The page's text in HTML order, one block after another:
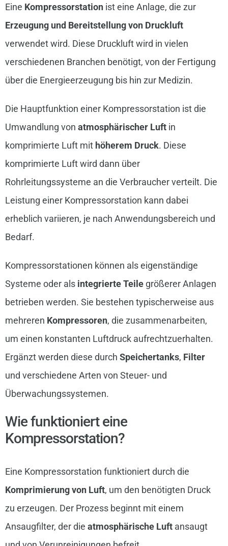
Eine Kompressorstationist eine Anlage, die zur
Erzeugung und Bereitstellung von Druckluft
verwendet wird. Diese Druckluft wird in vielen
verschiedenen Branchen benötigt, von der Fertigung
über die Energieerzeugung bis hin zur Medizin.
Die Hauptfunktion einer Kompressorstation ist die
Umwandlung von atmosphärischer Luftin
komprimierte Luft mit höherem Druck. Diese
komprimierte Luft wird dann über
Rohrleitungssysteme an die Verbraucher verteilt. Die
Leistung einer Kompressorstation kann dabei
erheblich variieren, je nach Anwendungsbereich und
Bedarf.
Kompressorstationen können als eigenständige
Systeme oder als integrierte Teilegrößerer Anlagen
betrieben werden. Sie bestehen typischerweise aus
mehreren Kompressoren, die zusammenarbeiten,
um einen konstanten Luftdruck aufrechtzuerhalten.
Ergänzt werden diese durch Speichertanks, Filter
und verschiedene Arten von Steuer- und
Überwachungssystemen.
Wie funktioniert eine
Kompressorstation?
Eine Kompressorstation funktioniert durch die
Komprimierung von Luft, um den benötigten Druck
zu erzeugen. Der Prozess beginnt mit einem
Ansaugfilter, der die atmosphärische Luftansaugt